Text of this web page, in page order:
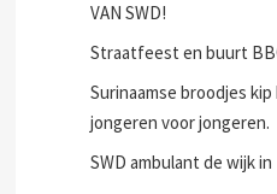
VAN SWD!
Straatfeest en buurt
Surinaamse broodjes
jongeren voor jongeren.
SWD ambulant de wijk in